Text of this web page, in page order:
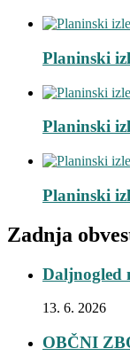
Planinski
Planinski
Planinski
Zadnja
Daljnogled
13. 6. 2026
OBČNI